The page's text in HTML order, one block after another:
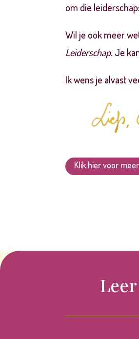
om die
Wil je ook meer
Leiderschap. Je
Ik wens je alvast
Klik hier voor